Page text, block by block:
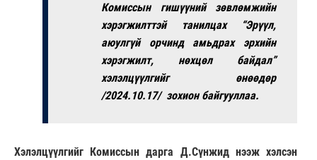
Комиссын гишүүний зөвлөмжийн
хэрэгжилттэй танилцах “Эрүүл,
аюулгүй орчинд амьдрах эрхийн
хэрэгжилт, нөхцөл байдал”
хэлэлцүүлгийг өнөөдөр
/2024.10.17/ зохион байгууллаа.
Хэлэлцүүлгийг Комиссын дарга Д.Сүнжид нээж хэлсэн